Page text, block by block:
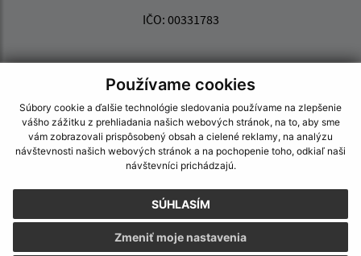
Používame cookies
Súbory cookie a ďalšie technológie sledovania používame na zlepšenie
vášho zážitku z prehliadania našich webových stránok, na to, aby sme
vám zobrazovali prispôsobený obsah a cielené reklamy, na analýzu
návštevnosti našich webových stránok a na pochopenie toho, odkiaľ naši
návštevníci prichádzajú.
SÚHLASÍM
Zmeniť moje nastavenia
IČO: 00331783